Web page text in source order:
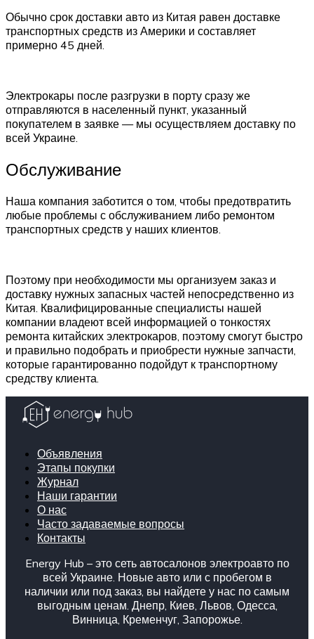
Обычно срок доставки авто из Китая равен доставке
транспортных средств из Америки и составляет
примерно 45 дней.
Электрокары после разгрузки в порту сразу же
отправляются в населенный пункт, указанный
покупателем в заявке — мы осуществляем доставку по
всей Украине.
Обслуживание
Наша компания заботится о том, чтобы предотвратить
любые проблемы с обслуживанием либо ремонтом
транспортных средств у наших клиентов.
Поэтому при необходимости мы организуем заказ и
доставку нужных запасных частей непосредственно из
Китая. Квалифицированные специалисты нашей
компании владеют всей информацией о тонкостях
ремонта китайских электрокаров, поэтому смогут быстро
и правильно подобрать и приобрести нужные запчасти,
которые гарантированно подойдут к транспортному
средству клиента.
Объявления
Этапы покупки
Журнал
Наши гарантии
О нас
Часто задаваемые вопросы
Контакты
Energy Hub – это сеть автосалонов электроавто по
всей Украине. Новые авто или с пробегом в
наличии или под заказ, вы найдете у нас по самым
выгодным ценам. Днепр, Киев, Львов, Одесса,
Винница, Кременчуг, Запорожье.